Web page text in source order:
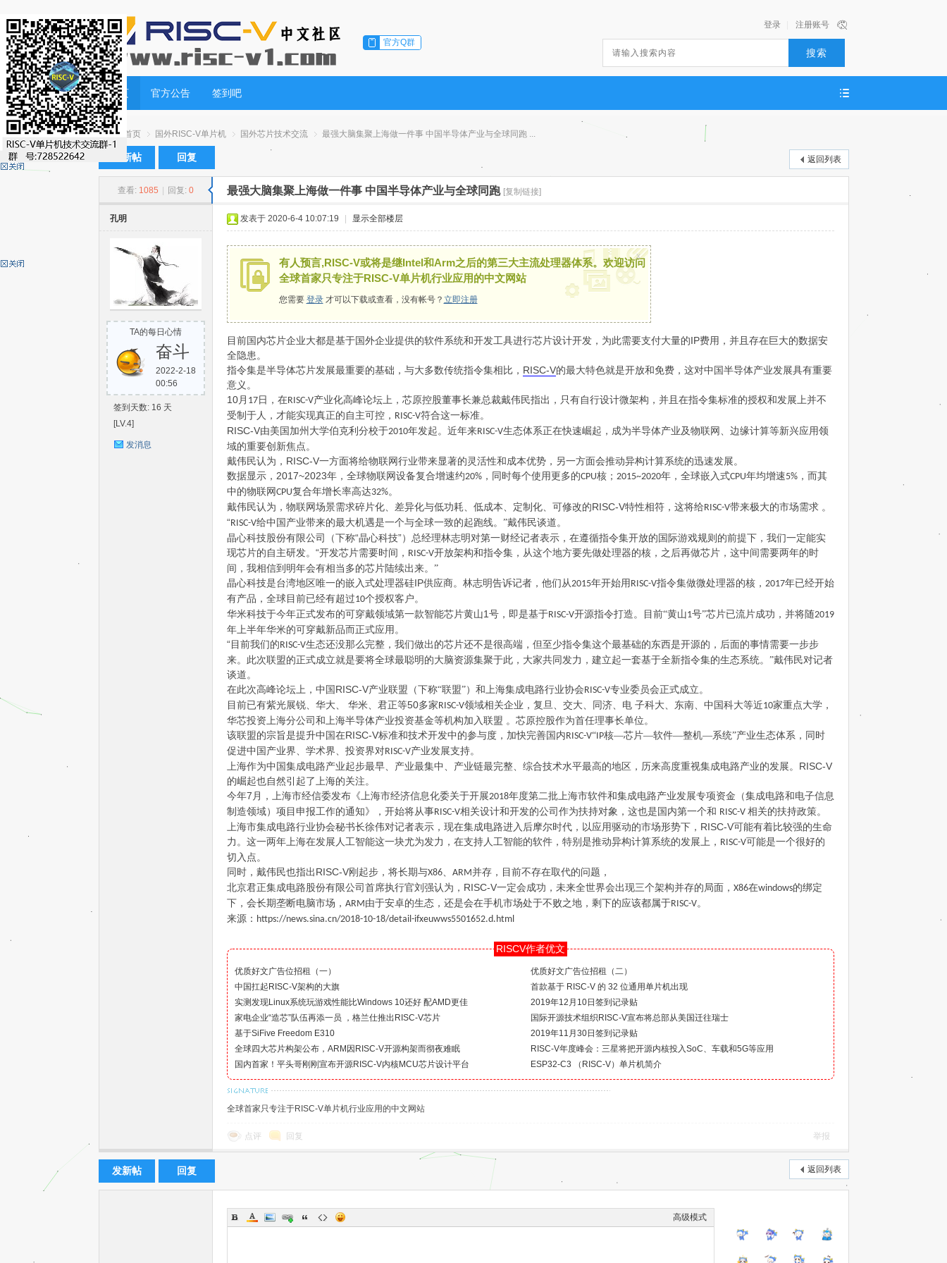
官方Q群
注册账号
登录
搜索
首页 官方公告 签到吧
中
首页
›
国外RISC-V单片机
›
国外芯片技术交流
›
最强大脑集聚上海做一件事 中国半导体产业与全球同跑 ...
返回列表
发新帖 回复
查看: 1085 回复: 0 最强大脑集聚上海做一件事 中国半导体产业与全球同跑 [复制链接]
孔明
TA的每日心情
奋斗
2022-2-18
00:56
签到天数: 16 天
[LV.4]
发消息
发表于 2020-6-4 10:07:19 显示全部楼层
有人预言,RISC-V或将是继Intel和Arm之后的第三大主流处理器体系。欢迎访问
全球首家只专注于RISC-V单片机行业应用的中文网站
您需要 登录才可以下载或查看，没有帐号？ 立即注册
x
目前国内芯片企业大都是基于国外企业提供的软件系统和开发工具进行芯片设计开发，为此需要支付大量的IP费用，并且存在巨大的数据安
全隐患。
指令集是半导体芯片发展最重要的基础，与大多数传统指令集相比， RISC-V的最大特色就是开放和免费，这对中国半导体产业发展具有重要
意义。
10月 17日，在RISC-V产业化高峰论坛上，芯原控股董事长兼总裁戴伟民指出，只有自行设计微架构，并且在指令集标准的授权和发展上并不
受制于人，才能实现真正的自主可控， RISC-V符合这一标准。
RISC-V由美国加州大学伯克利分校于2010年发起。近年来RISC-V生态体系正在快速崛起，成为半导体产业及物联网、边缘计算等新兴应用领
域的重要创新焦点。
戴伟民认为， RISC-V一方面将给物联网行业带来显著的灵活性和成本优势，另一方面会推动异构计算系统的迅速发展。
数据显示， 2017~2023年，全球物联网设备复合增速约20%，同时每个使用更多的CPU核； 2015~2020年，全球嵌入式CPU年均增速5%，而其
中的物联网 CPU复合年增长率高达32%。
戴伟民认为，物联网场景需求碎片化、差异化与低功耗、低成本、定制化、可修改的RISC-V特性相符，这将给RISC-V带来极大的市场需求 。
“RISC-V给中国产业带来的最大机遇是一个与全球一致的起跑线。”戴伟民谈道。
晶心科技股份有限公司（下称“晶心科技”）总经理林志明对第一财经记者表示，在遵循指令集开放的国际游戏规则的前提下，我们一定能实
现芯片的自主研发。“开发芯片需要时间， RISC-V开放架构和指令集，从这个地方要先做处理器的核，之后再做芯片，这中间需要两年的时
间，我相信到明年会有相当多的芯片陆续出来。”
晶心科技是台湾地区唯一的嵌入式处理器硅IP供应商。林志明告诉记者，他们从2015年开始用 RISC-V指令集做微处理器的核， 2017年已经开始
有产品，全球目前已经有超过10个授权客户。
华米科技于今年正式发布的可穿戴领域第一款智能芯片黄山1 号，即是基于RISC-V开源指令打造。目前“黄山1号”芯片已流片成功，并将随2019
年上半年华米的可穿戴新品而正式应用。
“目前我们的RISC-V生态还没那么完整，我们做出的芯片还不是很高端，但至少指令集这个最基础的东西是开源的，后面的事情需要一步步
来。此次联盟的正式成立就是要将全球最聪明的大脑资源集聚于此，大家共同发力，建立起一套基于全新指令集的生态系统。”戴伟民对记者
谈道。
在此次高峰论坛上，中国 RISC-V产业联盟（下称“联盟”）和上海集成电路行业协会RISC-V专业委员会正式成立。
目前已有紫光展锐、华大、
华米、君正等50多家RISC-V领域相关企业，复旦、交大、同济、电 子科大、东南、中国科大等近10家重点大学，
华芯投资上海分公司和上海半导体产业投资基金等机构加入联盟 。芯原控股作为首任理事长单位。
该联盟的宗旨是提升中国在RISC-V标准和技术开发中的参与度，加快完善国内RISC-V“IP核—芯片—软件—整机—系统”产业生态体系，同时
促进中国产业界、学术界、投资界对RISC-V产业发展支持。
上海作为中国集成电路产业起步最早、产业最集中、产业链最完整、综合技术水平最高的地区，历来高度重视集成电路产业的发展。 RISC-V
的崛起也自然引起了上海的关注。
今年7 月，上海市经信委发布《上海市经济信息化委关于开展2018年度第二批上海市软件和集成电路产业发展专项资金（集成电路和电子信息
制造领域）项目申报工作的通知》，开始将从事RISC-V相关设计和开发的公司作为扶持对象，这也是国内第一个和 RISC-V 相关的扶持政策。
上海市集成电路行业协会秘书长徐伟对记者表示，现在集成电路进入后摩尔时代，以应用驱动的市场形势下， RISC-V可能有着比较强的生命
力。这一两年上海在发展人工智能这一块尤为发力，在支持人工智能的软件，特别是推动异构计算系统的发展上， RISC-V可能是一个很好的
切入点。
同时，戴伟民也指出 RISC-V刚起步，将长期与X86、 ARM并存，目前不存在取代的问题，
北京君正集成电路股份有限公司首席执行官刘强认为， RISC-V一定会成功，未来全世界会出现三个架构并存的局面， X86在windows的绑定
下，会长期垄断电脑市场， ARM由于安卓的生态，还是会在手机市场处于不败之地，剩下的应该都属于RISC-V。
来源： https://news.sina.cn/2018-10-18/detail-ifxeuwws5501652.d.html
RISCV作者优文
优质好文广告位招租（一）
优质好文广告位招租（二）
中国扛起RISC-V架构的大旗
首款基于 RISC-V 的 32 位通用单片机出现
实测发现Linux系统玩游戏性能比Windows 10还好 配AMD更佳
2019年12月10日签到记录贴
家电企业“造芯”队伍再添一员 ，格兰仕推出RISC-V芯片
国际开源技术组织RISC-V宣布将总部从美国迁往瑞士
基于SiFive Freedom E310
2019年11月30日签到记录贴
全球四大芯片构架公布，ARM因RISC-V开源构架而彻夜难眠
RISC-V年度峰会：三星将把开源内核投入SoC、车载和5G等应用
国内首家！平头哥刚刚宣布开源RISC-V内核MCU芯片设计平台
ESP32-C3 （RISC-V）单片机简介
全球首家只专注于RISC-V单片机行业应用的中文网站
点评 回复 举报
返回列表
发新帖 回复
高级模式